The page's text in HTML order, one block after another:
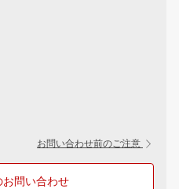
お問い合わせ前のご注意
問い合わせ